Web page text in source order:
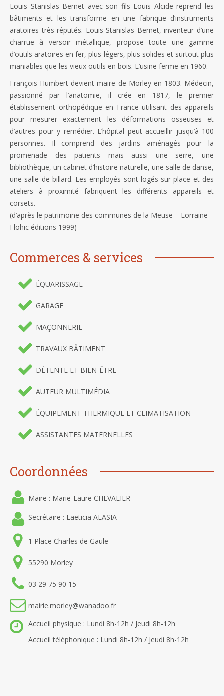
Louis Stanislas Bernet avec son fils Louis Alcide reprend les
bâtiments et les transforme en une fabrique d’instruments
aratoires très réputés. Louis Stanislas Bernet, inventeur d’une
charrue à versoir métallique, propose toute une gamme
d’outils aratoires en fer, plus légers, plus solides et surtout plus
maniables que les vieux outils en bois. L’usine ferme en 1960.
François Humbert devient maire de Morley en 1803. Médecin,
passionné par l’anatomie, il crée en 1817, le premier
établissement orthopédique en France utilisant des appareils
pour mesurer exactement les déformations osseuses et
d’autres pour y remédier. L’hôpital peut accueillir jusqu’à 100
personnes. Il comprend des jardins aménagés pour la
promenade des patients mais aussi une serre, une
bibliothèque, un cabinet d’histoire naturelle, une salle de danse,
une salle de billard. Les employés sont logés sur place et des
ateliers à proximité fabriquent les différents appareils et
corsets.
(d’après le patrimoine des communes de la Meuse – Lorraine –
Flohic éditions 1999)
Commerces & services
ÉQUARISSAGE
GARAGE
MAÇONNERIE
TRAVAUX BÂTIMENT
DÉTENTE ET BIEN-ÊTRE
AUTEUR MULTIMÉDIA
ÉQUIPEMENT THERMIQUE ET CLIMATISATION
ASSISTANTES MATERNELLES
Coordonnées
Maire : Marie-Laure CHEVALIER
Secrétaire : Laeticia ALASIA
1 Place Charles de Gaule
55290 Morley
03 29 75 90 15
mairie.morley@wanadoo.fr
Accueil physique : Lundi 8h-12h / Jeudi 8h-12h
Accueil téléphonique : Lundi 8h-12h / Jeudi 8h-12h